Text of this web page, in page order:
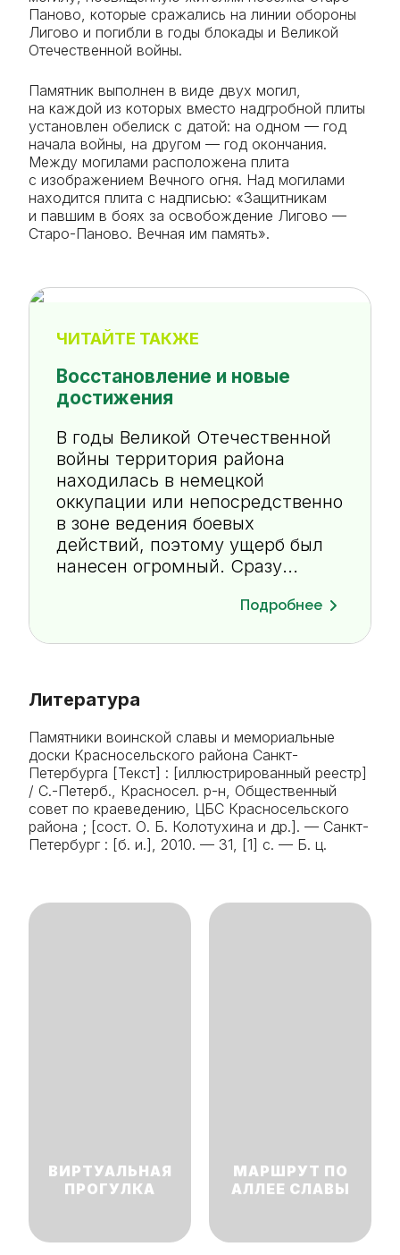
Паново, которые сражались на линии обороны
Лигово и погибли в годы блокады и Великой
Отечественной войны.
Памятник выполнен в виде двух могил,
на каждой из которых вместо надгробной плиты
установлен обелиск с датой: на одном — год
начала войны, на другом — год окончания.
Между могилами расположена плита
с изображением Вечного огня. Над могилами
находится плита с надписью: «Защитникам
и павшим в боях за освобождение Лигово —
Старо-Паново. Вечная им память».
ЧИТАЙТЕ ТАКЖЕ
Восстановление и новые
достижения
В годы Великой Отечественной
войны территория района
находилась в немецкой
оккупации или непосредственно
в зоне ведения боевых
действий, поэтому ущерб был
нанесен огромный. Сразу...
Подробнее
Литература
Памятники воинской славы и мемориальные
доски Красносельского района Санкт-
Петербурга [Текст] : [иллюстрированный реестр]
/ С.-Петерб., Красносел. р-н, Общественный
совет по краеведению, ЦБС Красносельского
района ; [сост. О. Б. Колотухина и др.]. — Санкт-
Петербург : [б. и.], 2010. — 31, [1] с. — Б. ц.
ВИРТУАЛЬНАЯ
ПРОГУЛКА
МАРШРУТ ПО
АЛЛЕЕ СЛАВЫ